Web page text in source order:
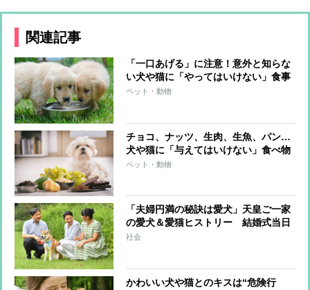
関連記事
「一口あげる」に注意！意外と知らな
い犬や猫に「やってはいけない」食事
のあげ方
ペット・動物
チョコ、ナッツ、生肉、生魚、パン…
犬や猫に「与えてはいけない」食べ物
ペット・動物
「夫婦円満の秘訣は愛犬」天皇ご一家
の愛犬＆愛猫ヒストリー 結婚式当日
に雅子さまを見送った「ショコラ」も
社会
かわいい犬や猫とのキスは“危険行